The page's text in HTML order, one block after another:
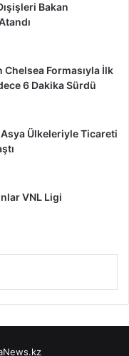
Bakan
Chelsea Formasıyla İlk
6 Dakika Sürdü
Asya Ülkeleriyle Ticareti
VNL Ligi